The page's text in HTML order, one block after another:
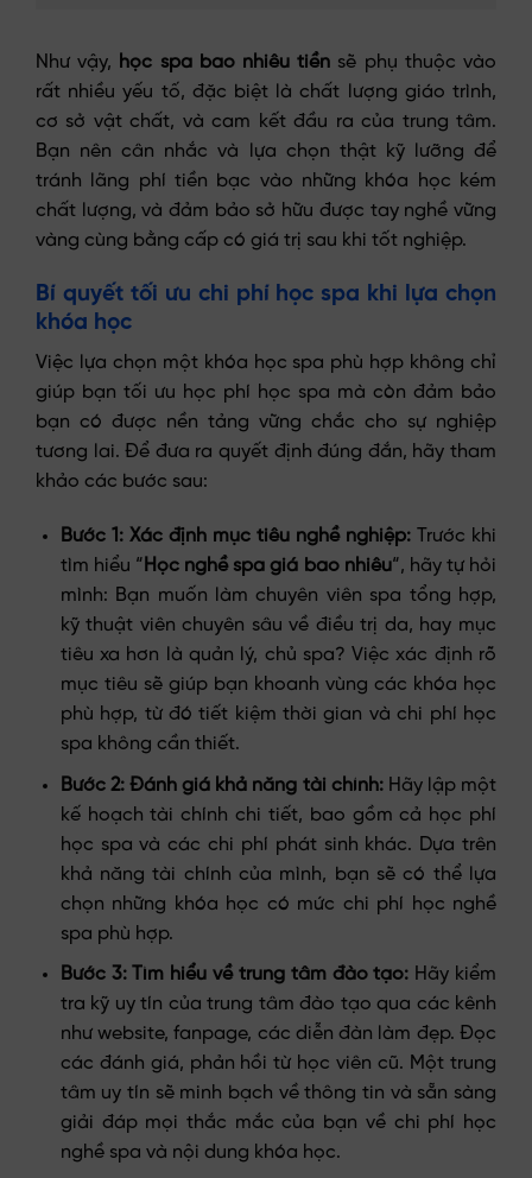
Như vậy, học spa bao nhiêu tiền sẽ phụ thuộc vào
rất nhiều yếu tố, đặc biệt là chất lượng giáo trình,
cơ sở vật chất, và cam kết đầu ra của trung tâm.
Bạn nên cân nhắc và lựa chọn thật kỹ lưỡng để
tránh lãng phí tiền bạc vào những khóa học kém
chất lượng, và đảm bảo sở hữu được tay nghề vững
vàng cùng bằng cấp có giá trị sau khi tốt nghiệp.
Bí quyết tối ưu chi phí học spa khi lựa chọn
khóa học
Việc lựa chọn một khóa học spa phù hợp không chỉ
giúp bạn tối ưu học phí học spa mà còn đảm bảo
bạn có được nền tảng vững chắc cho sự nghiệp
tương lai. Để đưa ra quyết định đúng đắn, hãy tham
khảo các bước sau:
Bước 1: Xác định mục tiêu nghề nghiệp:Trước khi
tìm hiểu “ Học nghề spa giá bao nhiêu“, hãy tự hỏi
mình: Bạn muốn làm chuyên viên spa tổng hợp,
kỹ thuật viên chuyên sâu về điều trị da, hay mục
tiêu xa hơn là quản lý, chủ spa? Việc xác định rõ
mục tiêu sẽ giúp bạn khoanh vùng các khóa học
phù hợp, từ đó tiết kiệm thời gian và chi phí học
spa không cần thiết.
Bước 2: Đánh giá khả năng tài chính:Hãy lập một
kế hoạch tài chính chi tiết, bao gồm cả học phí
học spa và các chi phí phát sinh khác. Dựa trên
khả năng tài chính của mình, bạn sẽ có thể lựa
chọn những khóa học có mức chi phí học nghề
spa phù hợp.
Bước 3: Tìm hiểu về trung tâm đào tạo: Hãy kiểm
tra kỹ uy tín của trung tâm đào tạo qua các kênh
như website, fanpage, các diễn đàn làm đẹp. Đọc
các đánh giá, phản hồi từ học viên cũ. Một trung
tâm uy tín sẽ minh bạch về thông tin và sẵn sàng
giải đáp mọi thắc mắc của bạn về chi phí học
nghề spa và nội dung khóa học.